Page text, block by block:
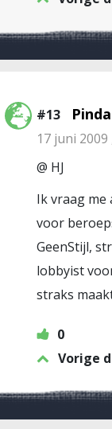
#13 Pinda
17 juni 2009
@ HJ
Ik vraag me
voor
GeenStijl,
lobbyist
straks
0
Vorige